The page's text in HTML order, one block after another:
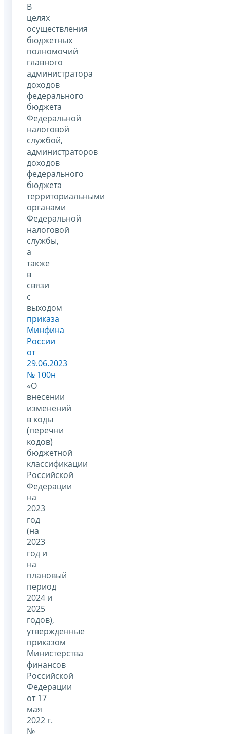
В
целях
осуществления
бюджетных
полномочий
главного
администратора
доходов
федерального
бюджета
Федеральной
налоговой
службой,
администраторов
доходов
федерального
бюджета
территориальными
органами
Федеральной
налоговой
службы,
а
также
в
связи
с
выходом
приказа
Минфина
России
от
29.06.2023
№ 100н
«О
внесении
изменений
в коды
(перечни
кодов)
бюджетной
классификации
Российской
Федерации
на
2023
год
(на
2023
год и
на
плановый
период
2024 и
2025
годов),
утвержденные
приказом
Министерства
финансов
Российской
Федерации
от 17
мая
2022 г.
№